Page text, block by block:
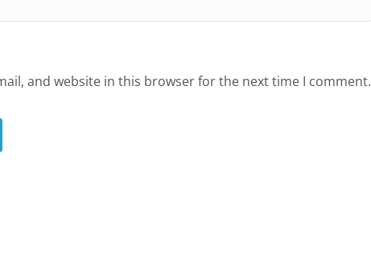
and website in this browser for the next time I comment.